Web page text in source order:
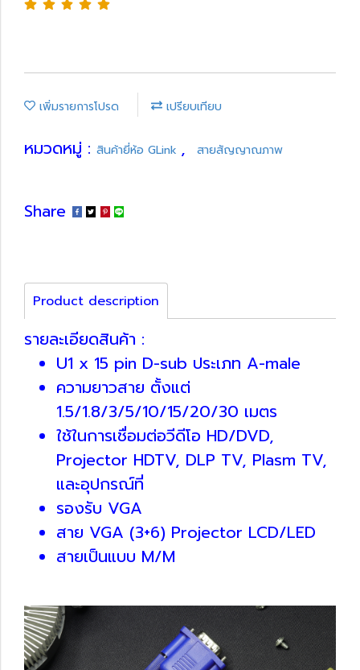
เพิ่มรายการโปรด เปรียบเทียบ
หมวดหมู่ : สินค้ายี่ห้อ GLink , สายสัญญาณภาพ
Share
Product description
รายละเอียดสินค้า :
U1 x 15 pin D-sub ประเภท A-male
ความยาวสาย ตั้งแต่
1.5/1.8/3/5/10/15/20/30 เมตร
ใช้ในการเชื่อมต่อวีดีโอ HD/DVD,
Projector HDTV, DLP TV, Plasm TV,
และอุปกรณ์ที่
รองรับ VGA
สาย VGA (3+6) Projector LCD/LED
สายเป็นแบบ M/M